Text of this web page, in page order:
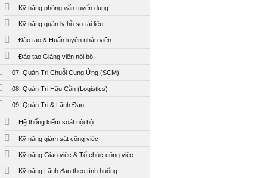
Kỹ năng phỏng vấn tuyển dụng
Kỹ năng quản lý hồ sơ tài liệu
Đào tạo & Huấn luyện nhân viên
Đào tạo Giảng viên nội bộ
07. Quản Trị Chuỗi Cung Ứng (SCM)
08. Quản Trị Hậu Cần (Logistics)
09. Quản Trị & Lãnh Đạo
Hệ thống kiểm soát nội bộ
Kỹ năng giám sát công việc
Kỹ năng Giao việc & Tổ chức công việc
Kỹ năng Lãnh đạo theo tình huống